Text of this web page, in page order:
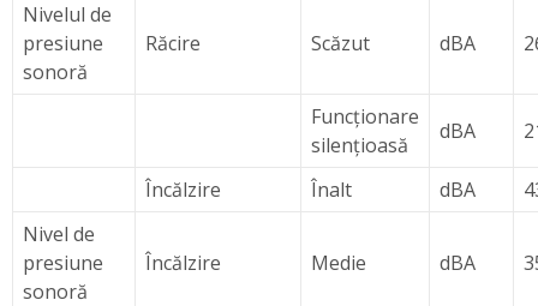
Nivelul de
presiune
sonoră
Răcire Scăzut dBA
Funcţionare
silenţioasă
dBA
Încălzire Înalt dBA
Nivel de
presiune
sonoră
Încălzire Medie dBA